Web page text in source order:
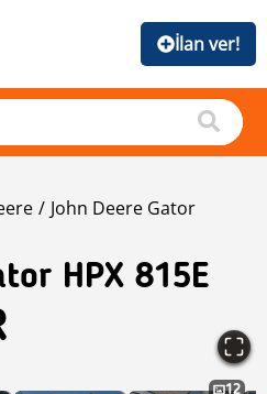
İlan ver!
John Deere Gator
HPX 815E
12